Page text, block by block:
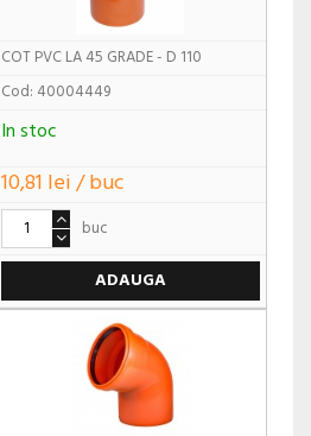
COT PVC LA 45 GRADE - D 110
Cod: 40004449
In stoc
10,81 lei / buc
buc
ADAUGA